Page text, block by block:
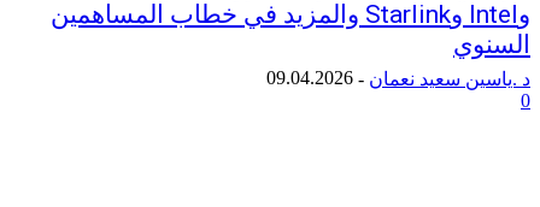
وIntel وStarlink والمزيد في خطاب المساهمين
سعيد نعمان -
09.04.2026